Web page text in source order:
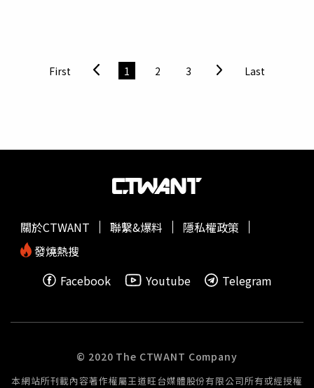
隆市長謝國樑、新竹縣長楊文科、新竹市長高虹安、彰化縣
長王惠美、雲林縣長張麗善、嘉義市長黃敏惠、連江縣長王
書長吳志宏。縣市長反毒油線上國是會議十大共識：一、充
中央應將重大食安風暴視同「重大災害」，並成立「中央應
變中心」，每天定期發佈決策以及資訊，以安民心。三、建
重大食安事件應變，明確中央與地方權責、查核程序、及時
完整資訊揭露等標準作業，並推動跨縣市食安聯防。五、運
票等。六、依風險分級強化食品檢驗制度(如落實逐批檢驗)
制。九、針對遭波及的無辜下游業者，政府應研議合理紓
困、比照天然災害補償、融資、保險及設立食安損害賠償基
金等協助措施，避免受損成本由下游商家及消費者獨自承
言。法務部長鄭銘謙致詞。（圖／廉政署提供）關於獎勵揭
弊與道德風險，主要集中探討揭弊獎金執行疑慮及伴隨的制
機關「準扣押權」的執行疑慮，因為準扣押權涉及權限分
查明事實，同時兼顧正當法律程序與基本權保障至關重要。
研討會還有一個議題是揭弊保護與其他權益行使的衝突，討
利，在身分保密、行政調查、防禦權保障與權益救濟之間取
得適當平衡。法務部表示，《公益揭弊者保護法》的價值不
開放務實態度，持續透過各界對話，整合各界意見，檢討與
First 1 2 3 Last
關於CTWANT 聯繫&爆料
隱私權政策
發燒熱搜
Facebook
Youtube Telegram
© 2020 The CTWANT Company
本網站所刊載內容著作權屬王道旺台媒體股份有限公司所有或經授權